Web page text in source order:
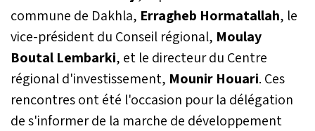
commune de Dakhla, Erragheb Hormatallah, le
vice-président du Conseil régional, Moulay
Boutal Lembarki, et le directeur du Centre
régional d'investissement, Mounir Houari. Ces
rencontres ont été l'occasion pour la délégation
de s'informer de la marche de développement